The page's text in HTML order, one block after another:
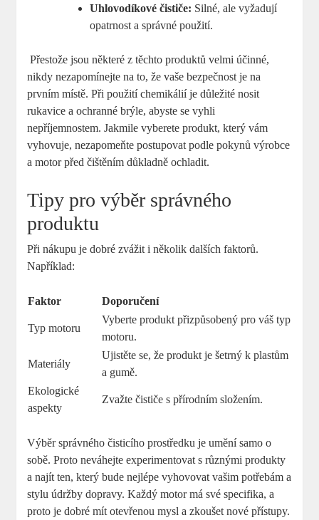
Uhlovodíkové čističe: ⁢Silné, ale ​vyžadují
opatrnost a správné použití.
‌ Přestože jsou některé z těchto produktů ⁣velmi účinné,
nikdy nezapomínejte ​na ⁣to, že⁣ vaše bezpečnost je na
⁤prvním místě. Při ‍použití chemikálií je⁢ důležité nosit
rukavice ‌a‍ ochranné⁤ brýle, ​abyste se vyhli
nepříjemnostem. Jakmile vyberete produkt, který vám
vyhovuje, nezapomeňte ⁣postupovat podle ⁣pokynů výrobce
a motor před čištěním důkladně ochladit.
Tipy pro výběr ⁣správného
produktu
Při⁣ nákupu je⁤ dobré ‍zvážit i několik dalších faktorů.
Například:
Faktor Doporučení
Typ ‌motoru
Vyberte produkt ​přizpůsobený pro váš typ
motoru.
Materiály
Ujistěte‌ se, že produkt‌ je šetrný k plastům
a gumě.
Ekologické
aspekty
Zvažte ​čističe s ‍přírodním složením.
Výběr⁤ správného čisticího prostředku je umění samo ​o
sobě. ‌Proto neváhejte experimentovat s ⁤různými produkty
a najít ten, který bude nejlépe vyhovovat vašim potřebám a
stylu údržby⁤ dopravy. ‌Každý‌ motor má své specifika, a
proto je dobré mít otevřenou ⁣mysl a zkoušet nové ‍přístupy.